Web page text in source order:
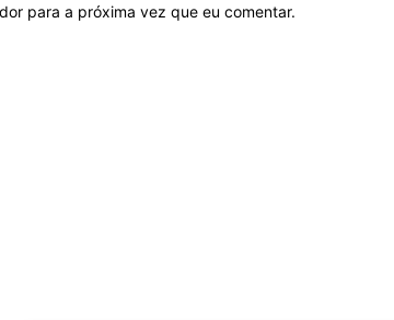
para a próxima vez que eu comentar.